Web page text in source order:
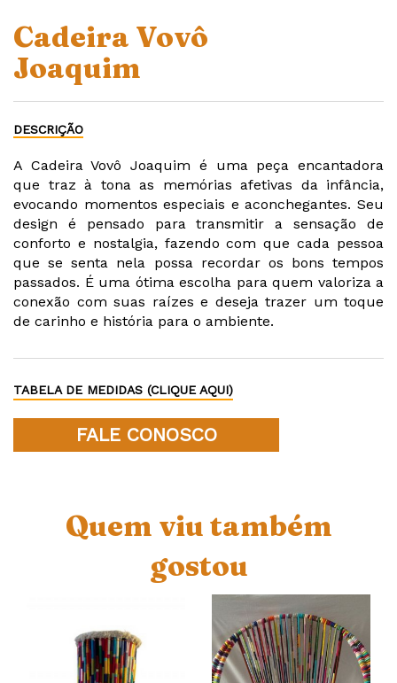
Cadeira Vovô
Joaquim
DESCRIÇÃO
A Cadeira Vovô Joaquim é uma peça encantadora
que traz à tona as memórias afetivas da infância,
evocando momentos especiais e aconchegantes. Seu
design é pensado para transmitir a sensação de
conforto e nostalgia, fazendo com que cada pessoa
que se senta nela possa recordar os bons tempos
passados. É uma ótima escolha para quem valoriza a
conexão com suas raízes e deseja trazer um toque
de carinho e história para o ambiente.
TABELA DE MEDIDAS (CLIQUE AQUI)
FALE CONOSCO
Quem viu também
gostou